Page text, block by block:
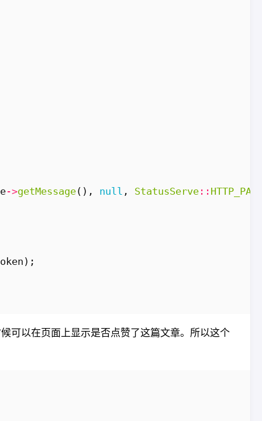
->getMessage(), null , StatusServe::
);
可以在页面上显示是否点赞了这篇文章。所以这个